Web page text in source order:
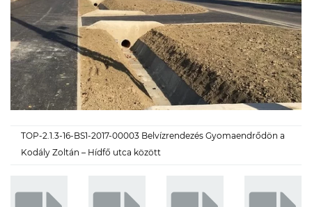
TOP-2.1.3-16-BS1-2017-00003 Belvízrendezés Gyomaendrődön a
Kodály Zoltán – Hídfő utca között